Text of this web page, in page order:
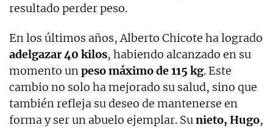
resultado perder peso.
En los últimos años, Alberto Chicote ha logrado
adelgazar 40 kilos, habiendo alcanzado en su
momento unpeso máximo de 115 kg. Este
cambio no solo ha mejorado su salud, sino que
también refleja su deseo de mantenerse en
forma y ser un abuelo ejemplar. Sunieto, Hugo,